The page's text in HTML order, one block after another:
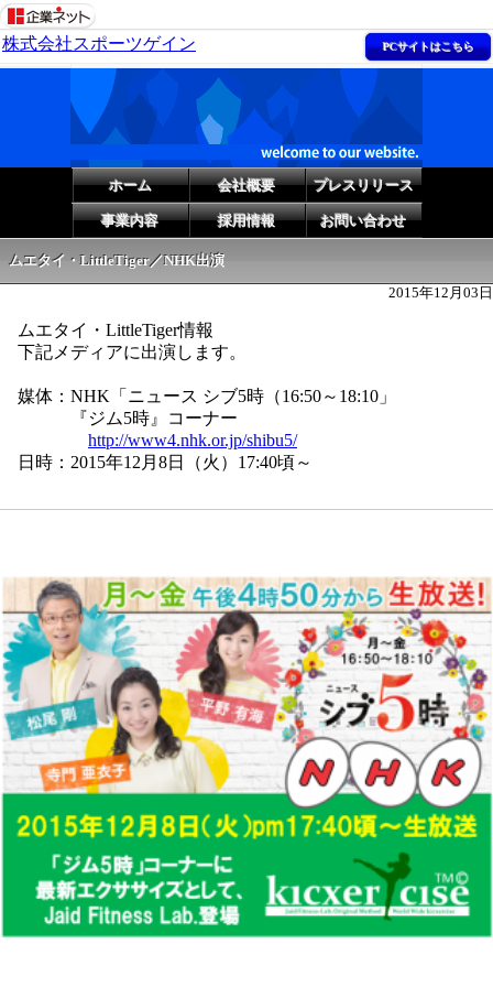
株式会社スポーツゲイン PCサイトはこちら
ホーム 会社概要 プレスリリース
事業内容 採用情報 お問い合わせ
ムエタイ・LittleTiger／NHK出演
2015年12月03日
ムエタイ・LittleTiger情報
下記メディアに出演します。
媒体：NHK「ニュース シブ5時（16:50～18:10」
『ジム5時』コーナー
http://www4.nhk.or.jp/shibu5/
日時：2015年12月8日（火）17:40頃～